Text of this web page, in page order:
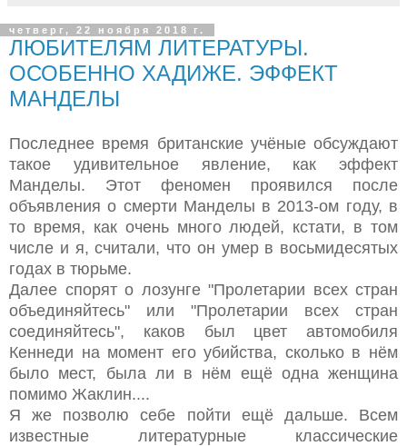
четверг, 22 ноября 2018 г.
ЛЮБИТЕЛЯМ ЛИТЕРАТУРЫ.
ОСОБЕННО ХАДИЖЕ. ЭФФЕКТ
МАНДЕЛЫ
Последнее время британские учёные обсуждают
такое удивительное явление, как эффект
Манделы. Этот феномен проявился после
объявления о смерти Манделы в 2013-ом году, в
то время, как очень много людей, кстати, в том
числе и я, считали, что он умер в восьмидесятых
годах в тюрьме.
Далее спорят о лозунге "Пролетарии всех стран
объединяйтесь" или "Пролетарии всех стран
соединяйтесь", каков был цвет автомобиля
Кеннеди на момент его убийства, сколько в нём
было мест, была ли в нём ещё одна женщина
помимо Жаклин....
Я же позволю себе пойти ещё дальше. Всем
известные литературные классические